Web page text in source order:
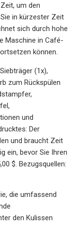
um den
in kürzester Zeit
sich durch hohe
Maschine in Café-
können.
(1x),
zum Rückspülen
und
Der
und braucht Zeit
ein, bevor Sie Ihren
$. Bezugsquellen:
die umfassend
den Kulissen